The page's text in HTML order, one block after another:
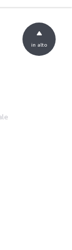
in alto